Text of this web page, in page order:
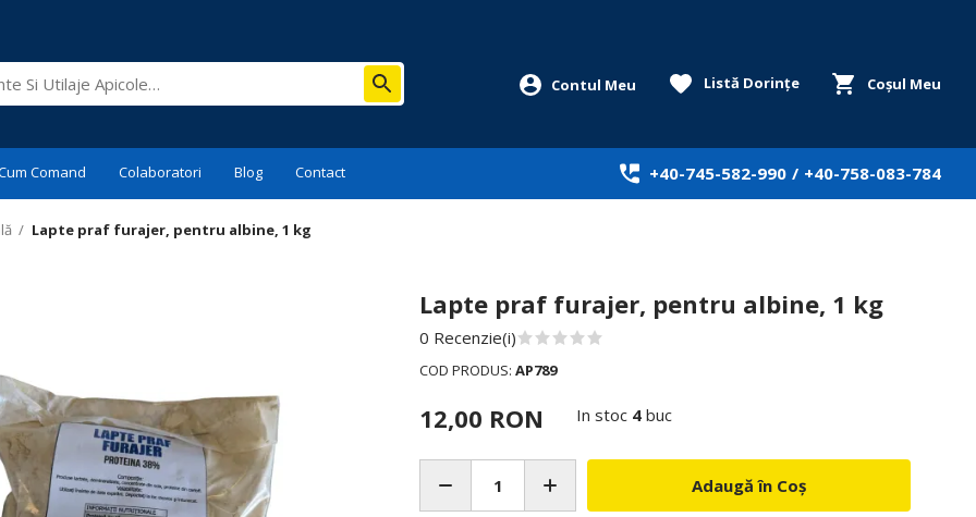
Coșul Meu
Listă Dorințe
Comand Colaboratori Blog Contact +40-745-582-990 / +40-758-083-784
/ Lapte praf furajer, pentru albine, 1 kg
Lapte praf furajer, pentru albine, 1 kg
0 Recenzie(i)
COD PRODUS:AP789
12,00 RON In stoc 4 buc
Adaugă în Coș